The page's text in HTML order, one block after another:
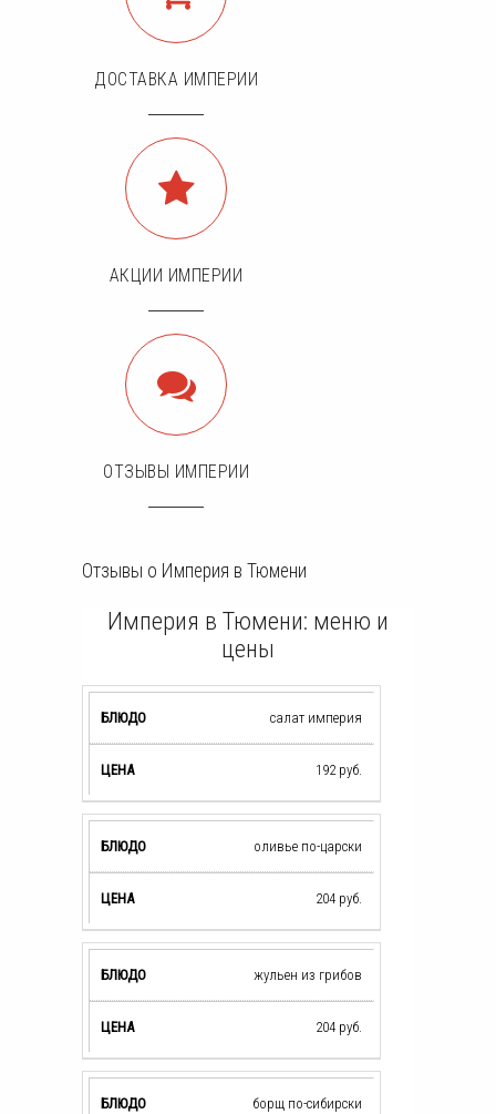
ДОСТАВКА ИМПЕРИИ
АКЦИИ ИМПЕРИИ
ОТЗЫВЫ ИМПЕРИИ
Отзывы о Империя в Тюмени
Империя в Тюмени: меню и
цены
салат империя
192руб.
оливье по-царски
204 руб.
жульен из грибов
204 руб.
борщ по-сибирски